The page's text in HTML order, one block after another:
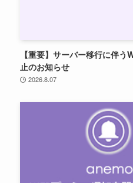
【重要】サーバー移行に伴う
止のお知らせ
2026.8.07